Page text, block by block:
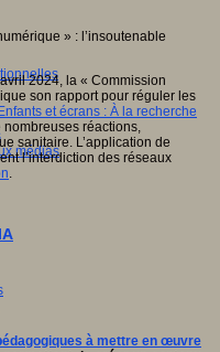
médias
2024, la « Commission
son rapport pour réguler les
et écrans : À la recherche
nombreuses réactions,
sanitaire. L’application de
l’interdiction des réseaux
.
à mettre en œuvre